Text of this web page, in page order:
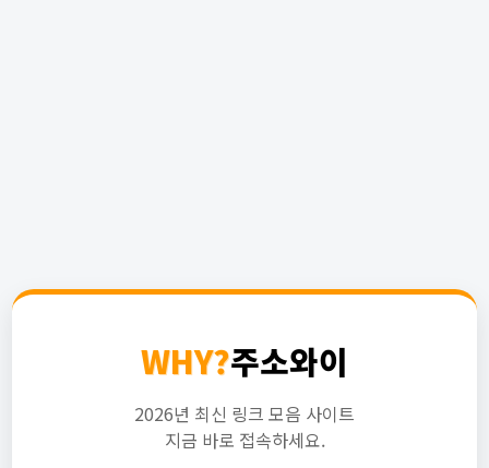
WHY?주소와이
2026년 최신 링크 모음 사이트
지금 바로 접속하세요.